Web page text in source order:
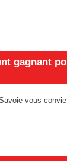
gagnant
vous